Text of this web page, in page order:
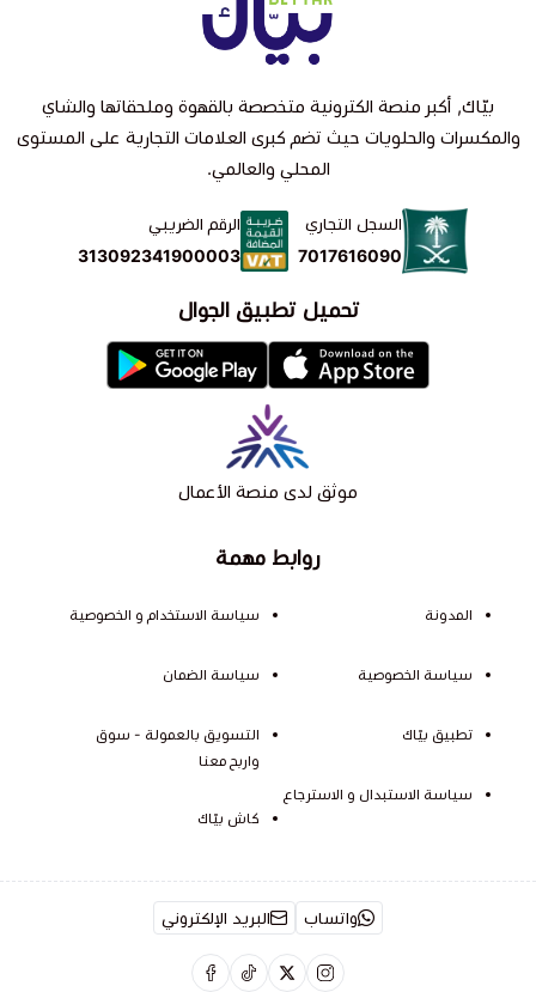
روابط مهمة
المدونة
سياسة الخصوصية
تطبيق بيّاك
سياسة الاستبدال و الاسترجاع
سياسة الاستخدام و الخصوصية
سياسة الضمان
التسويق بالعمولة - سوق
واربح معنا
كاش بيّاك
بيّاك, أكبر منصة الكترونية متخصصة بالقهوة وملحقاتها والشاي
والمكسرات والحلويات حيث تضم كبرى العلامات التجارية على المستوى
المحلي والعالمي.
السجل التجاري
7017616090
الرقم الضريبي
313092341900003
تحميل تطبيق الجوال
موثق لدى منصة الأعمال
واتساب البريد الإلكتروني